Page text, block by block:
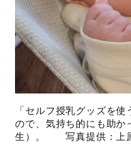
「セルフ授乳グッズを
ので、気持ち的にも助か
生）。 写真提供：上